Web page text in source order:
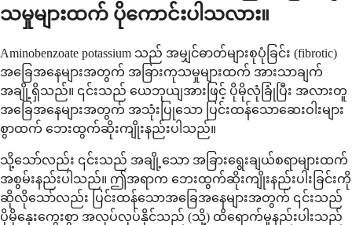
သမှုများထက် ပိုကောင်းပါသလား။
Aminobenzoate potassium သည် အမျှင်ဓာတ်များစုပုံခြင်း (fibrotic)
အခြေအနေများအတွက် အခြားကုသမှုများထက် အားသာချက်
အချို့ရှိသည်။ ၎င်းသည် ယေဘုယျအားဖြင့် ပိုမိုလုံခြုံပြီး အလားတူ
အခြေအနေများအတွက် အသုံးပြုသော ပြင်းထန်သောဆေးဝါးများ
စွာထက် ဘေးထွက်ဆိုးကျိုးနည်းပါသည်။
သို့သော်လည်း ၎င်းသည် အချို့သော အခြားရွေးချယ်စရာများထက်
အစွမ်းနည်းပါသည်။ ဤအရာက ဘေးထွက်ဆိုးကျိုးနည်းပါးခြင်းကို
ဆိုလိုသော်လည်း ပြင်းထန်သောအခြေအနေများအတွက် ၎င်းသည်
ပိုမိုနှေးကွေးစွာ အလုပ်လုပ်နိုင်သည် (သို့) ထိရောက်မှုနည်းပါးသည်